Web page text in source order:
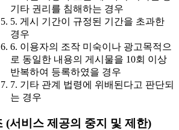
기타 권리를 침해하는 경우
5. 게시 기간이 규정된 기간을 초과한
경우
6. 이용자의 조작 미숙이나 광고목적으
로 동일한 내용의 게시물을 10회 이상
반복하여 등록하였을 경우
7. 기타 관계 법령에 위배된다고 판단되
는 경우
(서비스 제공의 중지 및 제한)